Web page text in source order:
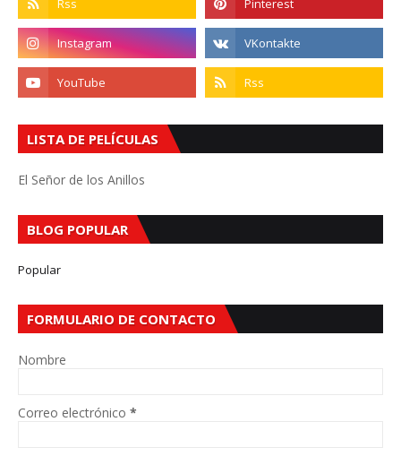
LISTA DE PELÍCULAS
El Señor de los Anillos
BLOG POPULAR
Popular
FORMULARIO DE CONTACTO
Nombre
Correo electrónico *